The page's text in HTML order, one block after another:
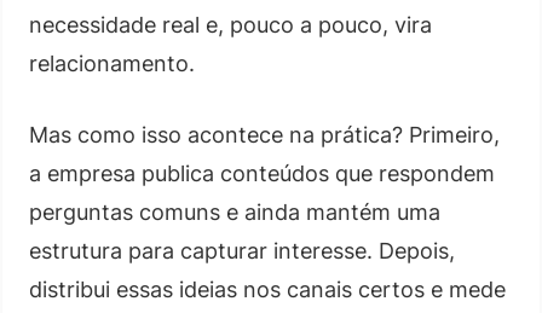
necessidade real e, pouco a pouco, vira
relacionamento.
Mas como isso acontece na prática? Primeiro,
a empresa publica conteúdos que respondem
perguntas comuns e ainda mantém uma
estrutura para capturar interesse. Depois,
distribui essas ideias nos canais certos e mede